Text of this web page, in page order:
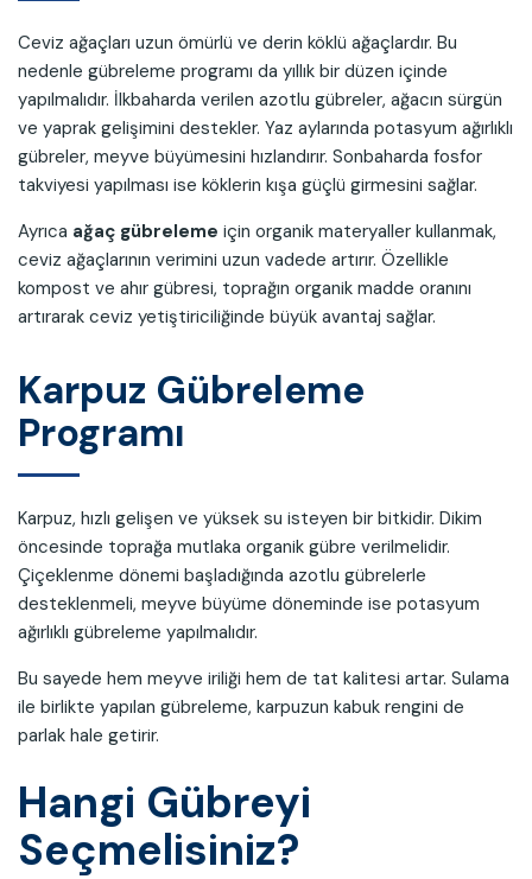
Ceviz ağaçları uzun ömürlü ve derin köklü ağaçlardır. Bu
nedenle gübreleme programı da yıllık bir düzen içinde
yapılmalıdır. İlkbaharda verilen azotlu gübreler, ağacın sürgün
ve yaprak gelişimini destekler. Yaz aylarında potasyum ağırlıklı
gübreler, meyve büyümesini hızlandırır. Sonbaharda fosfor
takviyesi yapılması ise köklerin kışa güçlü girmesini sağlar.
Ayrıca ağaç gübreleme için organik materyaller kullanmak,
ceviz ağaçlarının verimini uzun vadede artırır. Özellikle
kompost ve ahır gübresi, toprağın organik madde oranını
artırarak ceviz yetiştiriciliğinde büyük avantaj sağlar.
Karpuz Gübreleme
Programı
Karpuz, hızlı gelişen ve yüksek su isteyen bir bitkidir. Dikim
öncesinde toprağa mutlaka organik gübre verilmelidir.
Çiçeklenme dönemi başladığında azotlu gübrelerle
desteklenmeli, meyve büyüme döneminde ise potasyum
ağırlıklı gübreleme yapılmalıdır.
Bu sayede hem meyve iriliği hem de tat kalitesi artar. Sulama
ile birlikte yapılan gübreleme, karpuzun kabuk rengini de
parlak hale getirir.
Hangi Gübreyi
Seçmelisiniz?